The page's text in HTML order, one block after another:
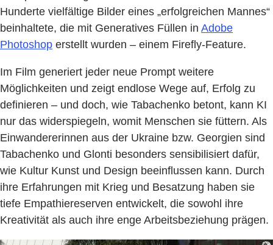
Hunderte vielfältige Bilder eines „erfolgreichen Mannes“
beinhaltete, die mit Generatives Füllen in Adobe
Photoshop erstellt wurden – einem Firefly-Feature.
Im Film generiert jeder neue Prompt weitere
Möglichkeiten und zeigt endlose Wege auf, Erfolg zu
definieren – und doch, wie Tabachenko betont, kann KI
nur das widerspiegeln, womit Menschen sie füttern. Als
Einwandererinnen aus der Ukraine bzw. Georgien sind
Tabachenko und Glonti besonders sensibilisiert dafür,
wie Kultur Kunst und Design beeinflussen kann. Durch
ihre Erfahrungen mit Krieg und Besatzung haben sie
tiefe Empathiereserven entwickelt, die sowohl ihre
Kreativität als auch ihre enge Arbeitsbeziehung prägen.